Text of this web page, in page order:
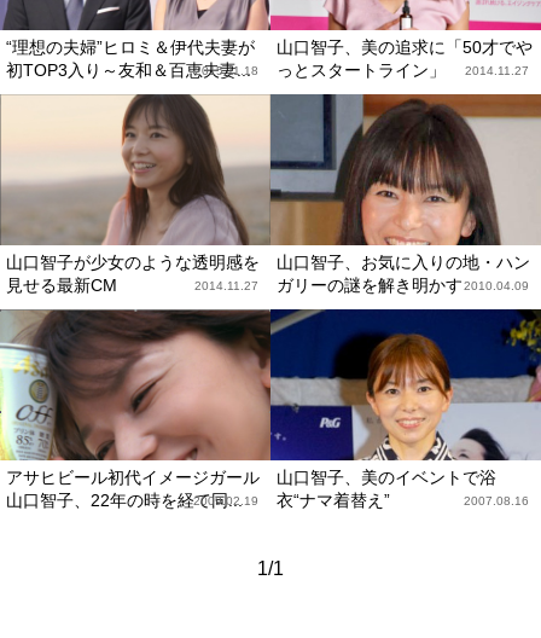
“理想の夫婦”ヒロミ＆伊代夫妻が
初TOP3入り～友和＆百恵夫妻...
2015.11.18
山口智子、美の追求に「50才でや
っとスタートライン」
2014.11.27
山口智子が少女のような透明感を
見せる最新CM
2014.11.27
山口智子、お気に入りの地・ハン
ガリーの謎を解き明かす2010.04.09
アサヒビール初代イメージガール
山口智子、22年の時を経て同...
2009.02.19
山口智子、美のイベントで浴
衣“ナマ着替え”
2007.08.16
1/1